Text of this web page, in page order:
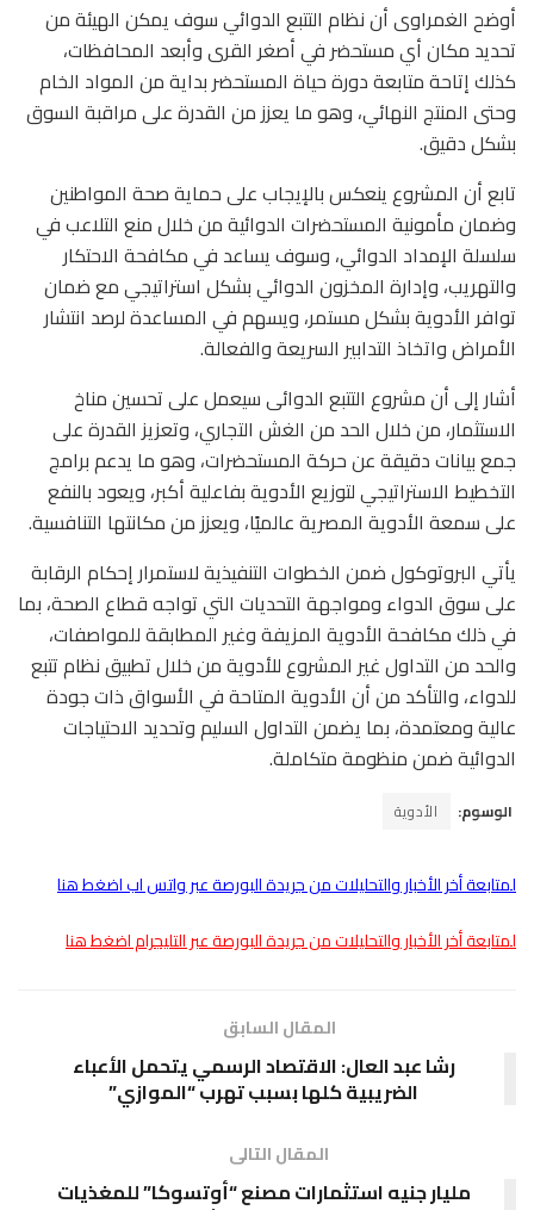
أوضح الغمراوى أن نظام التتبع الدوائي سوف يمكن الهيئة من
تحديد مكان أي مستحضر في أصغر القرى وأبعد المحافظات،
كذلك إتاحة متابعة دورة حياة المستحضر بداية من المواد الخام
وحتى المنتج النهائي، وهو ما يعزز من القدرة على مراقبة السوق
بشكل دقيق.
تابع أن المشروع ينعكس بالإيجاب على حماية صحة المواطنين
وضمان مأمونية المستحضرات الدوائية من خلال منع التلاعب في
سلسلة الإمداد الدوائي، وسوف يساعد في مكافحة الاحتكار
والتهريب، وإدارة المخزون الدوائي بشكل استراتيجي مع ضمان
توافر الأدوية بشكل مستمر، ويسهم في المساعدة لرصد انتشار
الأمراض واتخاذ التدابير السريعة والفعالة.
أشار إلى أن مشروع التتبع الدوائى سيعمل على تحسين مناخ
الاستثمار، من خلال الحد من الغش التجاري، وتعزيز القدرة على
جمع بيانات دقيقة عن حركة المستحضرات، وهو ما يدعم برامج
التخطيط الاستراتيجي لتوزيع الأدوية بفاعلية أكبر، ويعود بالنفع
على سمعة الأدوية المصرية عالميًا، ويعزز من مكانتها التنافسية.
يأتي البروتوكول ضمن الخطوات التنفيذية لاستمرار إحكام الرقابة
على سوق الدواء ومواجهة التحديات التي تواجه قطاع الصحة، بما
في ذلك مكافحة الأدوية المزيفة وغير المطابقة للمواصفات،
والحد من التداول غير المشروع للأدوية من خلال تطبيق نظام تتبع
للدواء، والتأكد من أن الأدوية المتاحة في الأسواق ذات جودة
عالية ومعتمدة، بما يضمن التداول السليم وتحديد الاحتياجات
الدوائية ضمن منظومة متكاملة.
الوسوم: الأدوية
لمتابعة أخر الأخبار والتحليلات من جريدة البورصة عبر واتس اب اضغط هنا
لمتابعة أخر الأخبار والتحليلات من جريدة البورصة عبر التليجرام اضغط هنا
المقال السابق
رشا عبد العال: الاقتصاد الرسمي يتحمل الأعباء
الضريبية كلها بسبب تهرب “الموازي”
المقال التالى
مليار جنيه استثمارات مصنع “أوتسوكا” للمغذيات